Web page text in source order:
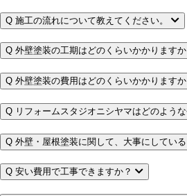
Q 施工の流れについて教えてください。
Q 外壁塗装の工期はどのくらいかかりますか
Q 外壁塗装の費用はどのくらいかかりますか
Q リフォームスタジオニシヤマはどのよう
Q 外壁・屋根塗装に関して、大事にしてい
Q 安い費用で工事できますか？